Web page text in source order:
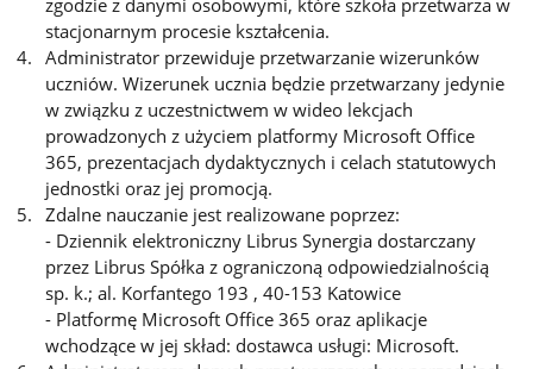
zgodzie z danymi osobowymi, które szkoła przetwarza w
stacjonarnym procesie kształcenia.
Administrator przewiduje przetwarzanie wizerunków
uczniów. Wizerunek ucznia będzie przetwarzany jedynie
w związku z uczestnictwem w wideo lekcjach
prowadzonych z użyciem platformy Microsoft Office
365, prezentacjach dydaktycznych i celach statutowych
jednostki oraz jej promocją.
Zdalne nauczanie jest realizowane poprzez:
- Dziennik elektroniczny Librus Synergia dostarczany
przez Librus Spółka z ograniczoną odpowiedzialnością
sp. k.; al. Korfantego 193 , 40-153 Katowice
- Platformę Microsoft Office 365 oraz aplikacje
wchodzące w jej skład: dostawca usługi: Microsoft.